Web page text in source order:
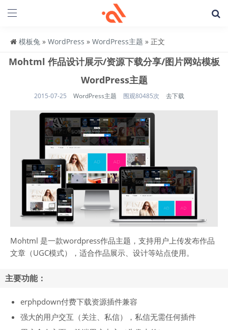
模板兔 » WordPress » WordPress主题 » 正文
Mohtml 作品设计展示/资源下载分享/图片网站模板
WordPress主题
2015-07-25 WordPress主题 围观80485次 去下载
Mohtml 是一款wordpress作品主题 ，支持用户上传发布作品
文章（UGC模式），适合作品展示、设计等站点使用。
主要功能：
erphpdown付费下载资源插件兼容
强大的用户交互（关注、私信），私信无需任何插件